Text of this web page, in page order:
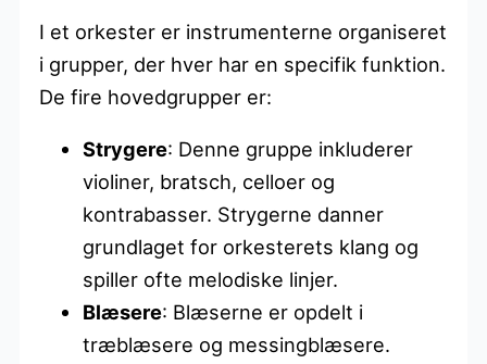
I et orkester er instrumenterne organiseret
i grupper, der hver har en specifik funktion.
De fire hovedgrupper er:
Strygere: Denne gruppe inkluderer
violiner, bratsch, celloer og
kontrabasser. Strygerne danner
grundlaget for orkesterets klang og
spiller ofte melodiske linjer.
Blæsere: Blæserne er opdelt i
træblæsere og messingblæsere.